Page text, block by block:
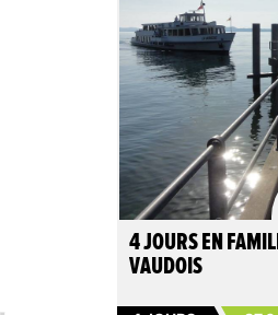
4 JOURS EN
VAUDOIS